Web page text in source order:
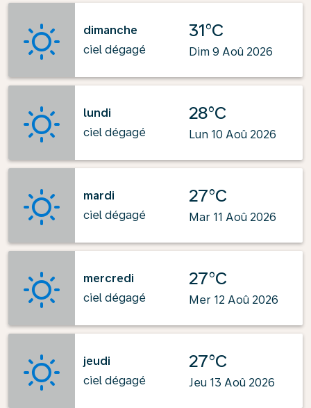
dimanche
ciel dégagé
31°C
Dim 9 Aoû 2026
lundi
ciel dégagé
28°C
Lun 10 Aoû 2026
mardi
ciel dégagé
27°C
Mar 11 Aoû 2026
mercredi
ciel dégagé
27°C
Mer 12 Aoû 2026
jeudi
ciel dégagé
27°C
Jeu 13 Aoû 2026